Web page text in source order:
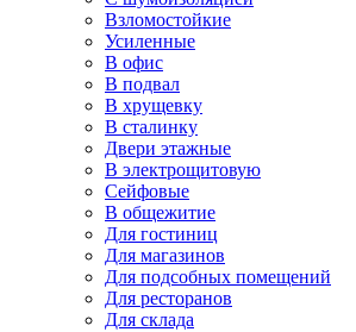
Взломостойкие
Усиленные
В офис
В подвал
В хрущевку
В сталинку
Двери этажные
В электрощитовую
Сейфовые
В общежитие
Для гостиниц
Для магазинов
Для подсобных помещений
Для ресторанов
Для склада